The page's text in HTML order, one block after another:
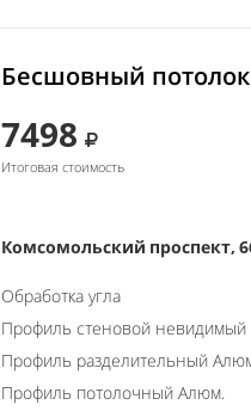
Бесшовный
7498
Итоговая стоимость
Комсомольский проспект,
Обработка угла
Профиль стеновой
Профиль разделительный
Профиль потолочный Алюм.